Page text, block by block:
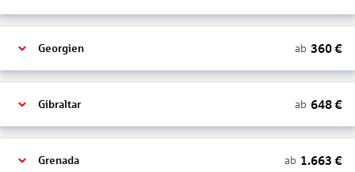
Georgien ab 360€
Gibraltar ab 648€
Grenada ab 1.663 €